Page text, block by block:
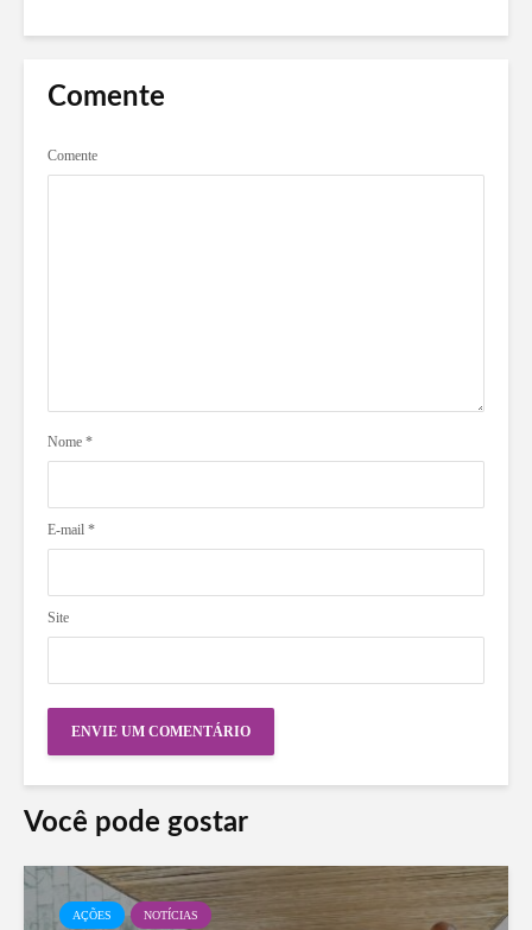
Comente
Comente
Nome *
E-mail *
Site
Você pode gostar
AÇÕES NOTÍCIAS